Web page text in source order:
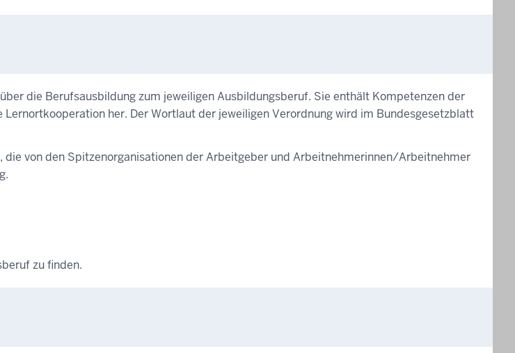
die Berufsausbildung zum jeweiligen Ausbildungsberuf. Sie enthält Kompetenzen der
her. Der Wortlaut der jeweiligen Verordnung wird im Bundesgesetzblatt
von den Spitzenorganisationen der Arbeitgeber und Arbeitnehmerinnen/Arbeitnehmer
zu finden.